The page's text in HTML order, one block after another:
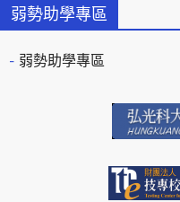
弱勢助學專區
弱勢助學專區